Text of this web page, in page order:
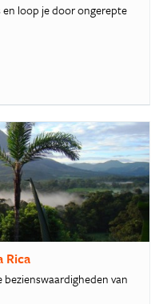
loop je door ongerepte
Rica
bezienswaardigheden van